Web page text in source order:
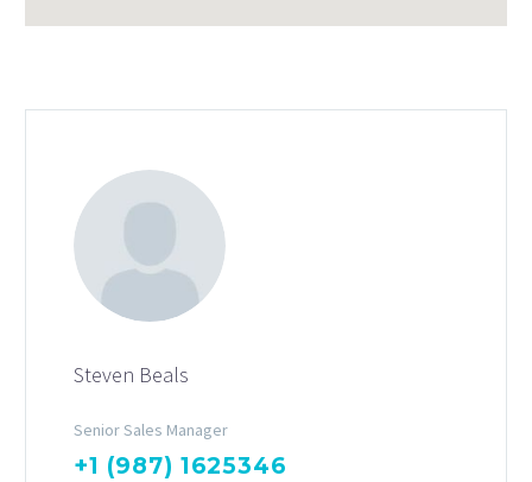
Steven Beals
Senior Sales Manager
+1 (987) 1625346